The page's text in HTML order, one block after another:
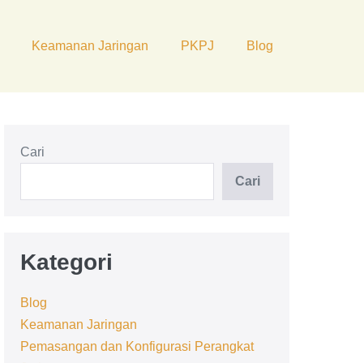
Keamanan Jaringan PKPJ Blog
Cari
Cari
Kategori
Blog
Keamanan Jaringan
Pemasangan dan Konfigurasi Perangkat